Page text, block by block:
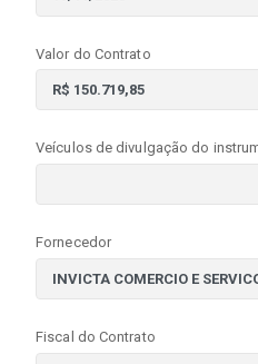
Valor do Contrato
Veículos de divulgação do
Fornecedor
Fiscal do Contrato